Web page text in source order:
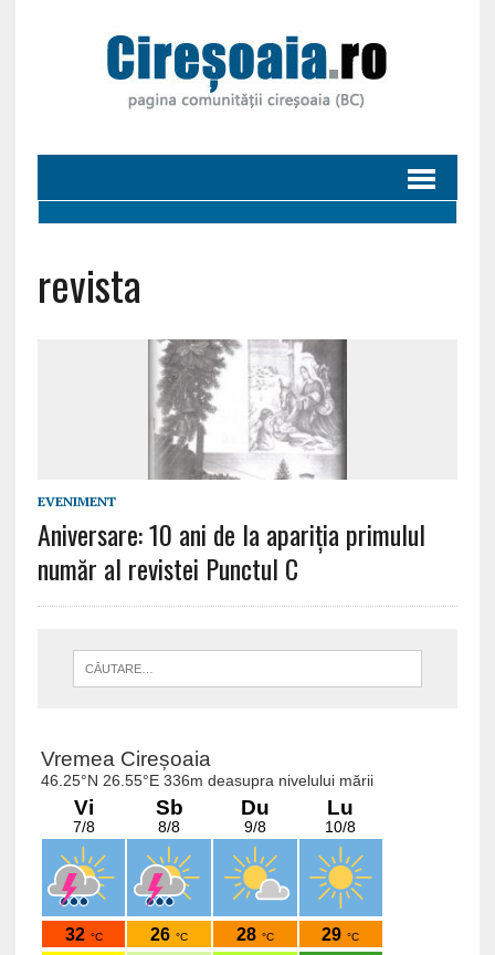
revista
EVENIMENT
Aniversare: 10 ani de la apariția primulul
număr al revistei Punctul C